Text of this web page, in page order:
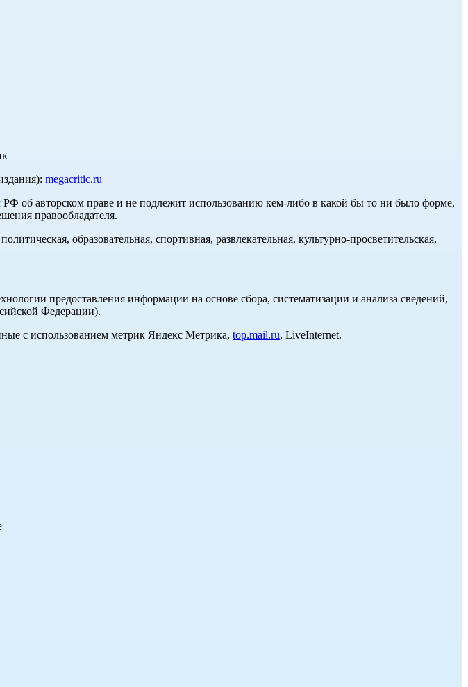
megacritic.ru
РФ об авторском праве и не подлежит использованию кем-либо в какой бы то ни было форме,
правообладателя.
образовательная, спортивная, развлекательная, культурно-просветительская,
предоставления информации на основе сбора, систематизации и анализа сведений,
Федерации).
с использованием метрик Яндекс Метрика, top.mail.ru, LiveInternet.